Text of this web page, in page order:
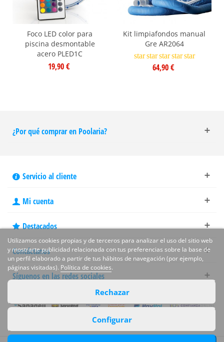
Foco LED color para
piscina desmontable
acero PLED1C
19,90 €
Kit limpiafondos manual
Gre AR2064
star star star star star
64,90 €
¿Por qué comprar en Poolaria?
Servicio al cliente
Mi cuenta
Destacados
Contáctanos
Síguenos en las redes sociales
Utilizamos cookies propias y de terceros para analizar el uso del sitio web
y mostrarte publicidad relacionada con tus preferencias sobre la base de
un perfil elaborado a partir de tus hábitos de navegación (por ejemplo,
páginas visitadas). Política de cookies.
Rechazar
Configurar